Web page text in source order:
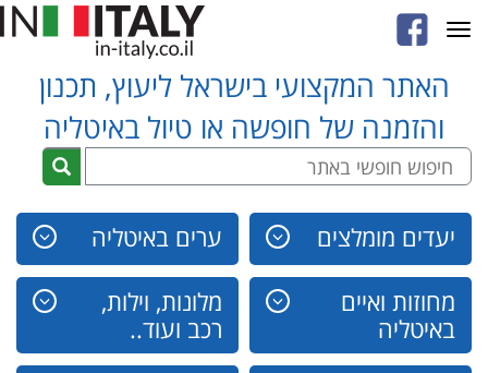
האתר המקצועי בישראל ליעוץ, תכנון
והזמנה של חופשה או טיול באיטליה
יעדים מומלצים ערים באיטליה
מחוזות ואיים
באיטליה
מלונות, וילות,
רכב ועוד..
Toggle
navigation